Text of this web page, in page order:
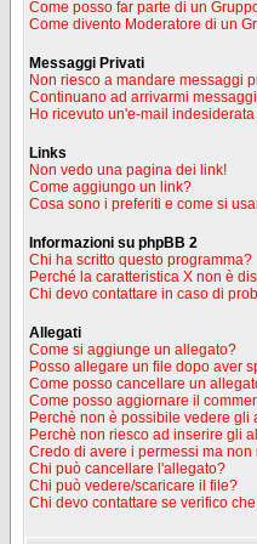
Come posso far parte di un
Come divento Moderatore di un
Messaggi Privati
Non riesco a mandare messaggi
Continuano ad arrivarmi
Ho ricevuto un'e-mail
Links
Non vedo una pagina dei link!
Come aggiungo un link?
Cosa sono i preferiti e come si
Informazioni su phpBB 2
Chi ha scritto questo programma?
Perché la caratteristica X non è
Chi devo contattare in caso di
Allegati
Come si aggiunge un allegato?
Posso allegare un file dopo aver
Come posso cancellare un
Come posso aggiornare il
Perchè non è possibile vedere gli
Perchè non riesco ad inserire gli
Credo di avere i permessi ma
Chi può cancellare l'allegato?
Chi può vedere/scaricare il file?
Chi devo contattare se verifico